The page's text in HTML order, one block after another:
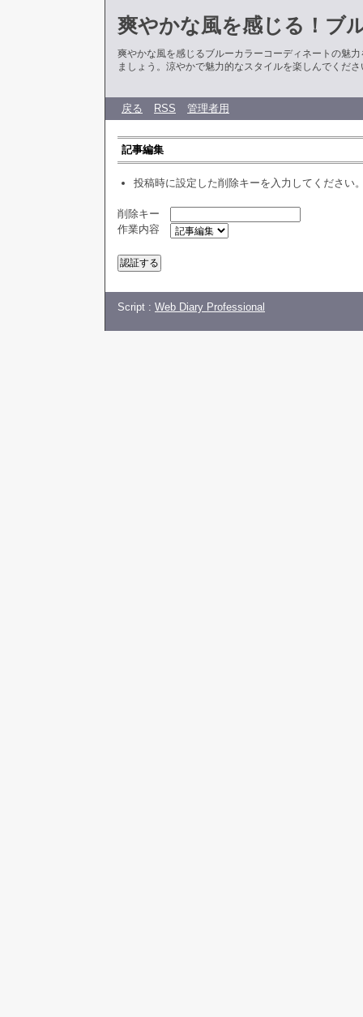
爽やかな風を感じる！ブ
爽やかな風を感じるブルーカラーコーディネートの魅
ましょう。涼やかで魅力的なスタイルを楽しんでくださ
戻る RSS 管理者用
記事編集
投稿時に設定した削除キーを入力してください
削除キー
作業内容
Script : Web Diary Professional